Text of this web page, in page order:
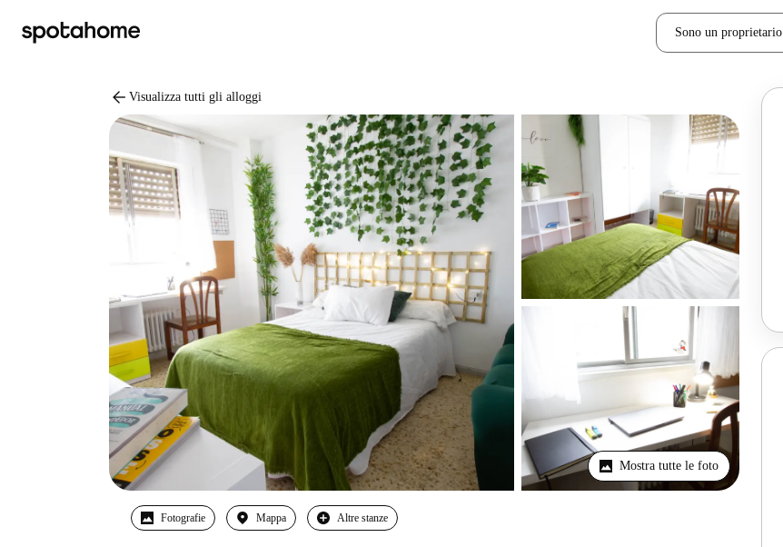
Sono un proprietario
arrow_back Visualizza tutti gli alloggi
Mostra tutte le foto
Fotografie Mappa Altre stanze